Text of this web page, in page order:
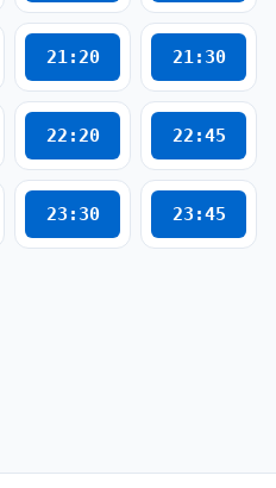
21:20 21:30
22:20 22:45
23:30 23:45